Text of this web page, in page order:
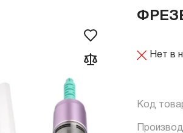
Нет в
Код